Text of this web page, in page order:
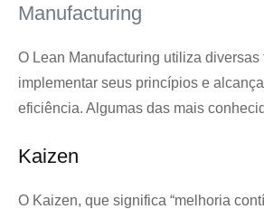
Manufacturing
O Lean Manufacturing utiliza diversas
implementar seus princípios e
eficiência. Algumas das mais
Kaizen
O Kaizen, que significa “melhoria